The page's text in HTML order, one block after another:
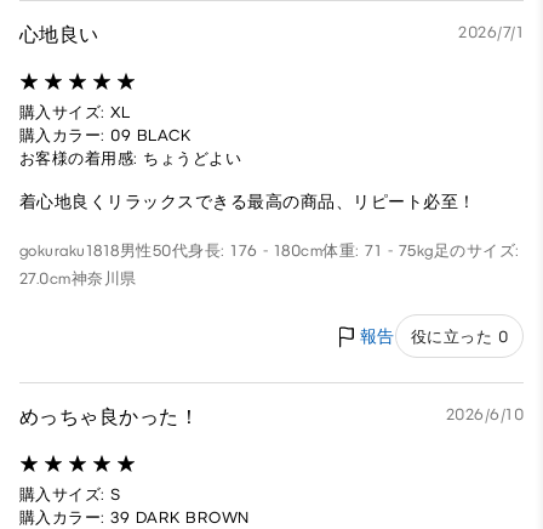
心地良い 2026/7/1
購入サイズ: XL
購入カラー: 09 BLACK
お客様の着用感: ちょうどよい
着心地良くリラックスできる最高の商品、リピート必至！
gokuraku1818男性50代身長: 176 - 180cm体重: 71 - 75kg足のサイズ:
27.0cm神奈川県
報告 役に立った 0
めっちゃ良かった！ 2026/6/10
購入サイズ: S
購入カラー: 39 DARK BROWN